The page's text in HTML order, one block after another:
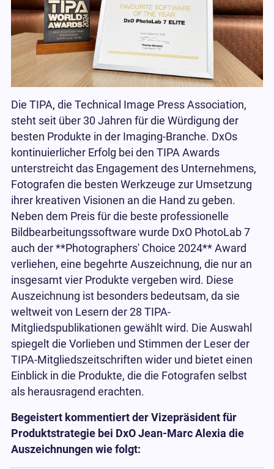
Die TIPA, die Technical Image Press Association,
steht seit über 30 Jahren für die Würdigung der
besten Produkte in der Imaging-Branche. DxOs
kontinuierlicher Erfolg bei den TIPA Awards
unterstreicht das Engagement des Unternehmens,
Fotografen die besten Werkzeuge zur Umsetzung
ihrer kreativen Visionen an die Hand zu geben.
Neben dem Preis für die beste professionelle
Bildbearbeitungssoftware wurde DxO PhotoLab 7
auch der **Photographers' Choice 2024** Award
verliehen, eine begehrte Auszeichnung, die nur an
insgesamt vier Produkte vergeben wird. Diese
Auszeichnung ist besonders bedeutsam, da sie
weltweit von Lesern der 28 TIPA-
Mitgliedspublikationen gewählt wird. Die Auswahl
spiegelt die Vorlieben und Stimmen der Leser der
TIPA-Mitgliedszeitschriften wider und bietet einen
Einblick in die Produkte, die die Fotografen selbst
als herausragend erachten.
Begeistert kommentiert der Vizepräsident für
Produktstrategie bei DxO Jean-Marc Alexia die
Auszeichnungen wie folgt: